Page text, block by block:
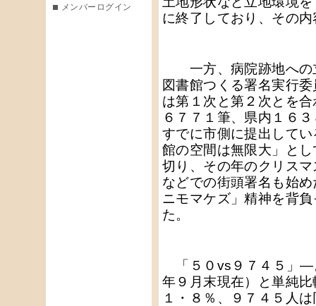
メンバーログイン
に終了しており、その
一方、病院跡地への
図書館つくる署名実行
は第１次と第２次とを
６７７１筆、県内１６
すでに市側に提出して
館の空間は無限大」と
切り、その年のクリス
などでの街頭署名も始
ニモマケズ」精神を背
た。
「５０vs９７４５」―
年９月末現在）と単純
１・８％、９７４５人